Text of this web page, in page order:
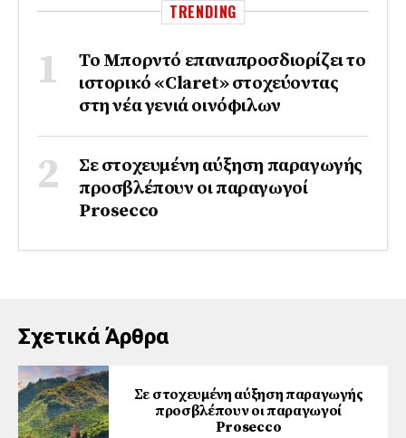
TRENDING
Το Μπορντό επαναπροσδιορίζει το
ιστορικό «Claret» στοχεύοντας
στη νέα γενιά οινόφιλων
Σε στοχευμένη αύξηση παραγωγής
προσβλέπουν οι παραγωγοί
Prosecco
Σχετικά Άρθρα
Σε στοχευμένη αύξηση παραγωγής
προσβλέπουν οι παραγωγοί
Prosecco